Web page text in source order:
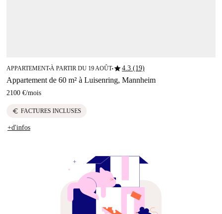
APPARTEMENT■À PARTIR DU 19 AOÛT■star4.3 (19)
Appartement de 60 m² à Luisenring, Mannheim
2100 €/mois
euro FACTURES INCLUSES
+d'infos